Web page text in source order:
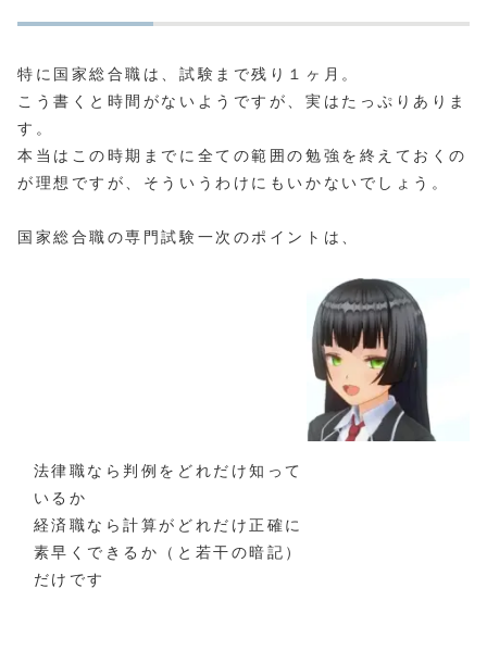
特に国家総合職は、試験まで残り１ヶ月。
こう書くと時間がないようですが、実はたっぷりありま
す。
本当はこの時期までに全ての範囲の勉強を終えておくの
が理想ですが、そういうわけにもいかないでしょう。
国家総合職の専門試験一次のポイントは、
法律職なら判例をどれだけ知って
いるか
経済職なら計算がどれだけ正確に
素早くできるか（と若干の暗記）
だけです